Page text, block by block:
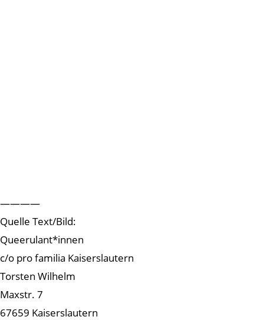
————
Quelle Text/Bild:
Queerulant*innen
c/o pro familia Kaiserslautern
Torsten Wilhelm
Maxstr. 7
67659 Kaiserslautern